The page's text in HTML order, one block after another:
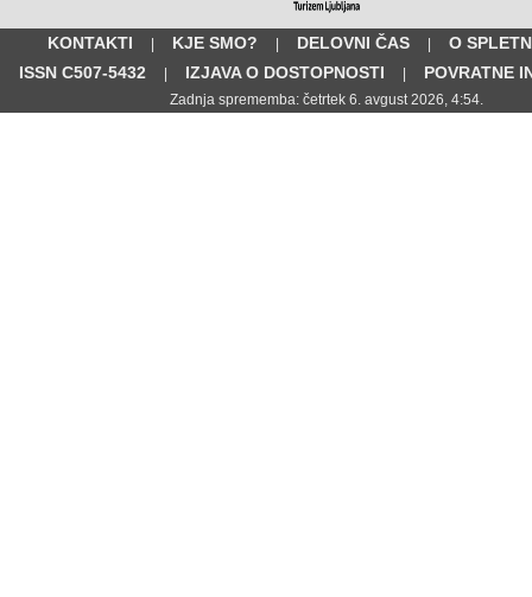
KONTAKTI | KJE SMO? | DELOVNI ČAS |
O
ISSN C507-5432
| IZJAVA O DOSTOPNOSTI | POVRATNE
Zadnja sprememba: četrtek 6. avgust 2026, 4:54.